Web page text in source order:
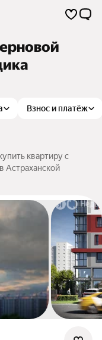
Взнос и платёж
квартиру с
Астраханской